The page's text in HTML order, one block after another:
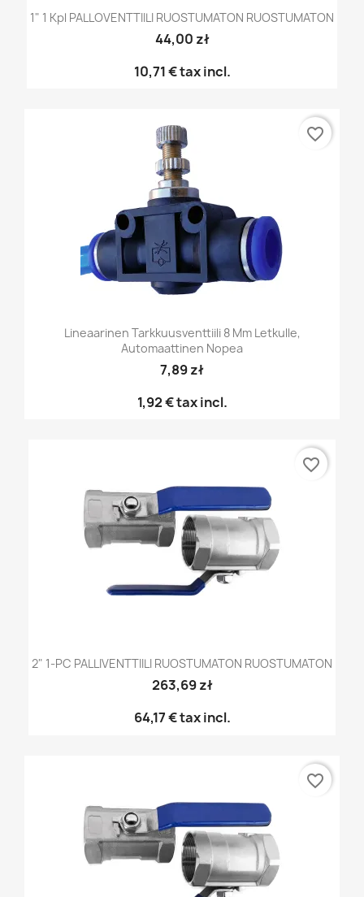
1" 1 Kpl PALLOVENTTIILI RUOSTUMATON RUOSTUMATON
44,00 zł
10,71 €tax incl.
Lineaarinen Tarkkuusventtiili 8 Mm Letkulle,
Automaattinen Nopea
7,89 zł
1,92 €tax incl.
favorite_border
2" 1-PC PALLIVENTTIILI RUOSTUMATON RUOSTUMATON
263,69 zł
64,17 €tax incl.
favorite_border
favorite_border